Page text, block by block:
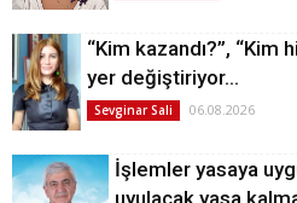
“Kim kazandı?”,
yer değiştiriyor…
Sevginar Sali 06.08.2026
İşlemler yasaya
uyulacak yasa